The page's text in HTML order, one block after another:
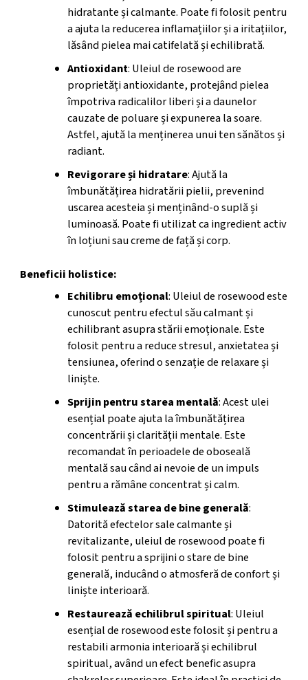
hidratante și calmante. Poate fi folosit pentru
a ajuta la reducerea inflamațiilor și a iritațiilor,
lăsând pielea mai catifelată și echilibrată.
Antioxidant: Uleiul de rosewood are
proprietăți antioxidante, protejând pielea
împotriva radicalilor liberi și a daunelor
cauzate de poluare și expunerea la soare.
Astfel, ajută la menținerea unui ten sănătos și
radiant.
Revigorare și hidratare: Ajută la
îmbunătățirea hidratării pielii, prevenind
uscarea acesteia și menținând-o suplă și
luminoasă. Poate fi utilizat ca ingredient activ
în loțiuni sau creme de față și corp.
Beneficii holistice:
Echilibru emoțional: Uleiul de rosewood este
cunoscut pentru efectul său calmant și
echilibrant asupra stării emoționale. Este
folosit pentru a reduce stresul, anxietatea și
tensiunea, oferind o senzație de relaxare și
liniște.
Sprijin pentru starea mentală: Acest ulei
esențial poate ajuta la îmbunătățirea
concentrării și clarității mentale. Este
recomandat în perioadele de oboseală
mentală sau când ai nevoie de un impuls
pentru a rămâne concentrat și calm.
Stimulează starea de bine generală:
Datorită efectelor sale calmante și
revitalizante, uleiul de rosewood poate fi
folosit pentru a sprijini o stare de bine
generală, inducând o atmosferă de confort și
liniște interioară.
Restaurează echilibrul spiritual: Uleiul
esențial de rosewood este folosit și pentru a
restabili armonia interioară și echilibrul
spiritual, având un efect benefic asupra